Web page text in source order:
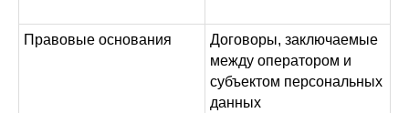
Правовые основания
Договоры, заключаемые
между оператором и
субъектом персональных
данных